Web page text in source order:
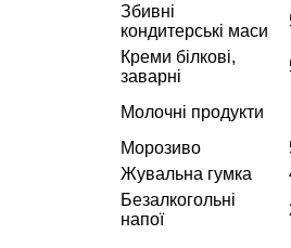
Збивні
кондитерські маси
Креми білкові,
заварні
Молочні продукти
Морозиво
Жувальна гумка
Безалкогольні
напої